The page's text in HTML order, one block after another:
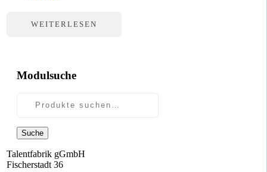
WEITERLESEN
Modulsuche
Suche
Talentfabrik gGmbH
Fischerstadt 36